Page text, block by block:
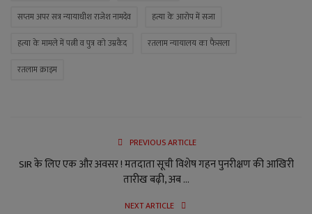
सप्तम अपर सत्र न्यायाधीश राजेश नामदेव
हत्या के आरोप में सजा
हत्या के मामले में पत्नी व पुत्र को उम्रकैद
रतलाम न्यायालय का फैसला
रतलाम क्राइम
PREVIOUS ARTICLE
SIR के लिए एक और अवसर ! मतदाता सूची विशेष गहन पुनरीक्षण की आखिरी
तारीख बढ़ी, अब ...
NEXT ARTICLE